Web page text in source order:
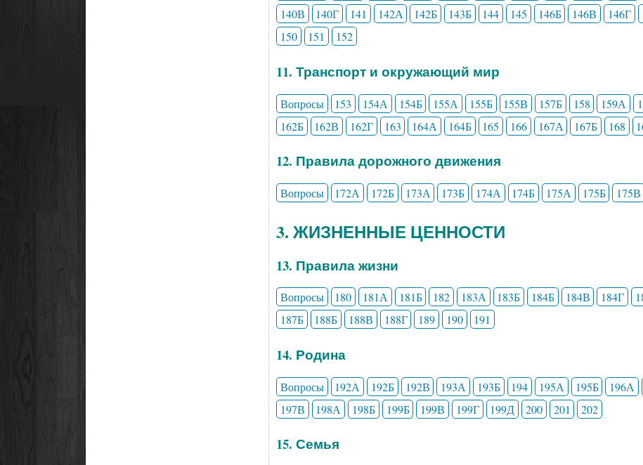
140В
140Г 141 142А 142Б 143Б 144 145 146Б 146В 146Г
150
151 152
11. Транспорт и окружающий мир
Вопросы 153 154А 154Б 155А 155Б 155В 157Б 158 159А
162Б
162В 162Г 163 164А 164Б 165 166 167А 167Б 168
12. Правила дорожного движения
Вопросы 172А 172Б 173А 173Б 174А 174Б 175А 175Б 175В
3. ЖИЗНЕННЫЕ ЦЕННОСТИ
13. Правила жизни
Вопросы 180 181А 181Б 182 183А 183Б 184Б 184В 184Г
187Б
188Б 188В 188Г 189 190 191
14. Родина
Вопросы 192А 192Б 192В 193А 193Б 194 195А 195Б 196А
197В
198А 198Б 199Б 199В 199Г 199Д 200 201 202
15. Семья